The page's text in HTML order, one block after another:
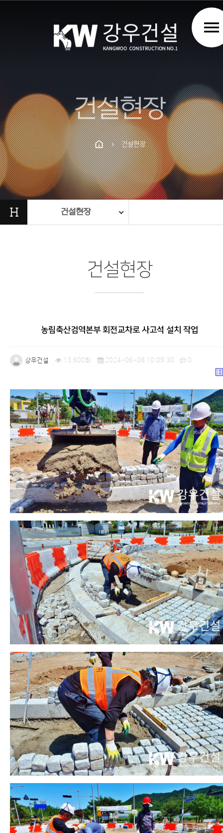
PrevNext
menu
건설현장
chevron_right 건설현장
H 건설현장
건설현장
농림축산검역본부 회전교차로 사고석 설치 작업
강우건설 13,600회 2024-06-08 10:09:30 0
본문